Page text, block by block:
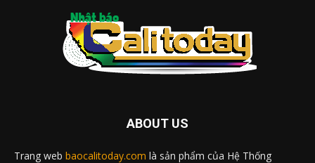
ABOUT US
Trang web baocalitoday.com là sản phẩm của Hệ Thống